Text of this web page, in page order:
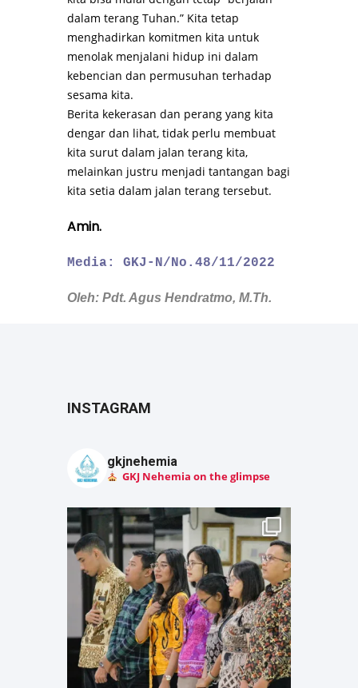
dalam terang Tuhan.” Kita tetap
menghadirkan komitmen kita untuk
menolak menjalani hidup ini dalam
kebencian dan permusuhan terhadap
sesama kita.
Berita kekerasan dan perang yang kita
dengar dan lihat, tidak perlu membuat
kita surut dalam jalan terang kita,
melainkan justru menjadi tantangan bagi
kita setia dalam jalan terang tersebut.
Amin.
Media: GKJ-N/No.48/11/2022
Oleh: Pdt. Agus Hendratmo, M.Th.
INSTAGRAM
gkjnehemia
GKJ Nehemia on the glimpse